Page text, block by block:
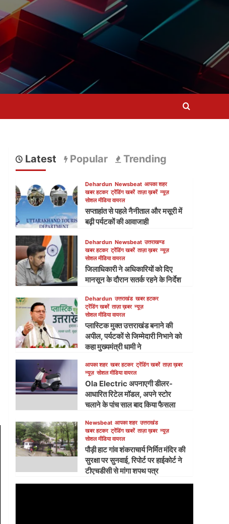
Latest Popular Trending
Dehardun Newsbeat आपका शहर
खबर हटकर ट्रेंडिंग खबरें ताज़ा ख़बरें न्यूज़
सोशल मीडिया वायरल
सप्ताहांत से पहले नैनीताल और मसूरी में
बढ़ी पर्यटकों की आवाजाही
Dehardun Newsbeat उत्तराखण्ड
खबर हटकर ट्रेंडिंग खबरें ताज़ा ख़बर न्यूज़
सोशल मीडिया वायरल
जिलाधिकारी ने अधिकारियों को दिए
मानसून के दौरान सतर्क रहने के निर्देश
Dehardun उत्तराखंड खबर हटकर
ट्रेंडिंग खबरें ताज़ा ख़बर न्यूज़
सोशल मीडिया वायरल
प्लास्टिक मुक्त उत्तराखंड बनाने की
अपील, पर्यटकों से जिम्मेदारी निभाने को
कहा मुख्यमंत्री धामी ने
आपका शहर खबर हटकर ट्रेंडिंग खबरें ताज़ा ख़बर
न्यूज़ सोशल मीडिया वायरल
Ola Electric अपनाएगी डीलर-
आधारित रिटेल मॉडल, अपने स्टोर
चलाने के पांच साल बाद किया फैसला
Newsbeat आपका शहर उत्तराखंड
खबर हटकर ट्रेंडिंग खबरें ताज़ा ख़बर न्यूज़
सोशल मीडिया वायरल
पौड़ी हाट गांव शंकराचार्य निर्मित मंदिर की
सुरक्षा पर सुनवाई, रिपोर्ट पर हाईकोर्ट ने
टीएचडीसी से मांगा शपथ पत्र